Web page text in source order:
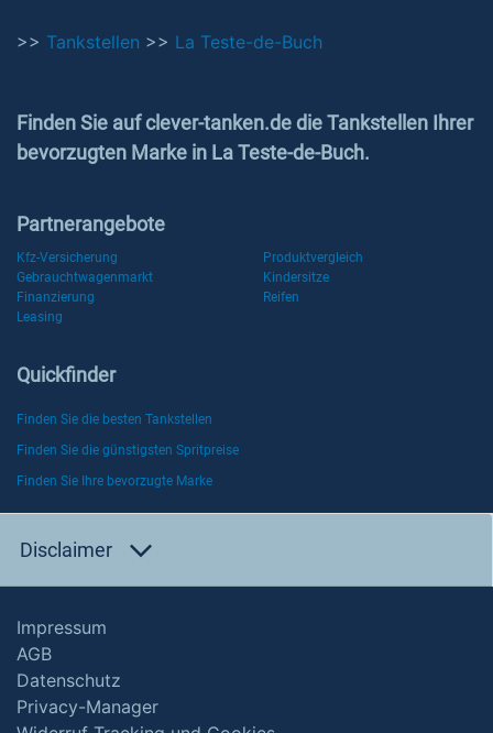
>> Tankstellen >> La Teste-de-Buch
Finden Sie auf clever-tanken.de die Tankstellen Ihrer
bevorzugten Marke in La Teste-de-Buch.
Partnerangebote
Kfz-Versicherung
Produktvergleich
Gebrauchtwagenmarkt
Kindersitze
Finanzierung
Reifen
Leasing
Quickfinder
Finden Sie die besten Tankstellen
Finden Sie die günstigsten Spritpreise
Finden Sie Ihre bevorzugte Marke
Disclaimer
Impressum
AGB
Datenschutz
Privacy-Manager